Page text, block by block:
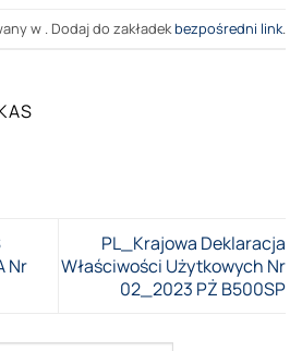
w . Dodaj do zakładekbezpośredni link.
Nr
PL_Krajowa Deklaracja
Właściwości Użytkowych Nr
02_2023 PŻ B500SP